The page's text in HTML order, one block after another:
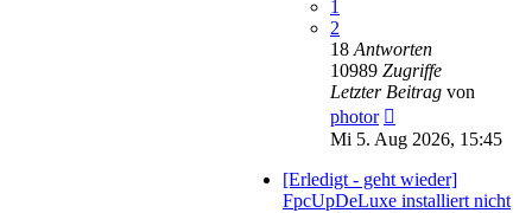
1
2
18 Antworten
10989 Zugriffe
Letzter Beitrag von
photor
Mi 5. Aug 2026, 15:45
[Erledigt - geht wieder]
FpcUpDeLuxe installiert nicht